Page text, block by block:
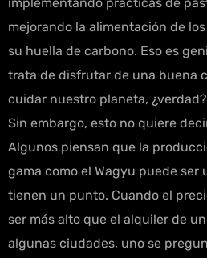
mejorando la alimentación de
su huella de carbono. Eso es
trata de disfrutar de una buena
cuidar nuestro planeta, ¿verdad?
Sin embargo, esto no quiere
Algunos piensan que la
gama como el Wagyu puede ser
tienen un punto. Cuando el
ser más alto que el alquiler de
algunas ciudades, uno se